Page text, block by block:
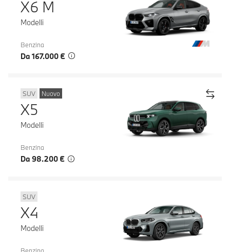
X6 M
Modelli
Benzina
Da 167.000 €
SUV Nuovo
X5
Modelli
Benzina
Da 98.200 €
SUV
X4
Modelli
Benzina